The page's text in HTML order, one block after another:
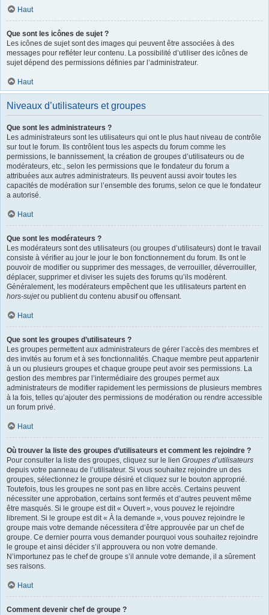
Haut
Que sont les icônes de sujet ?
Les icônes de sujet sont des images qui peuvent être associées à des
messages pour refléter leur contenu. La possibilité d’utiliser des icônes de
sujet dépend des permissions définies par l’administrateur.
Haut
Niveaux d’utilisateurs et groupes
Que sont les administrateurs ?
Les administrateurs sont les utilisateurs qui ont le plus haut niveau de contrôle
sur tout le forum. Ils contrôlent tous les aspects du forum comme les
permissions, le bannissement, la création de groupes d’utilisateurs ou de
modérateurs, etc., selon les permissions que le fondateur du forum a
attribuées aux autres administrateurs. Ils peuvent aussi avoir toutes les
capacités de modération sur l’ensemble des forums, selon ce que le fondateur
a autorisé.
Haut
Que sont les modérateurs ?
Les modérateurs sont des utilisateurs (ou groupes d’utilisateurs) dont le travail
consiste à vérifier au jour le jour le bon fonctionnement du forum. Ils ont le
pouvoir de modifier ou supprimer des messages, de verrouiller, déverrouiller,
déplacer, supprimer et diviser les sujets des forums qu’ils modèrent.
Généralement, les modérateurs empêchent que les utilisateurs partent en
hors-sujetou publient du contenu abusif ou offensant.
Haut
Que sont les groupes d’utilisateurs ?
Les groupes permettent aux administrateurs de gérer l’accès des membres et
des invités au forum et à ses fonctionnalités. Chaque membre peut appartenir
à un ou plusieurs groupes et chaque groupe peut avoir ses permissions. La
gestion des membres par l’intermédiaire des groupes permet aux
administrateurs de modifier rapidement les permissions de plusieurs membres
à la fois, telles qu’ajouter des permissions de modération ou rendre accessible
un forum privé.
Haut
Où trouver la liste des groupes d’utilisateurs et comment les rejoindre ?
Pour consulter la liste des groupes, cliquez sur le lien Groupes d’utilisateurs
depuis votre panneau de l’utilisateur. Si vous souhaitez rejoindre un des
groupes, sélectionnez le groupe désiré et cliquez sur le bouton approprié.
Toutefois, tous les groupes ne sont pas en libre accès. Certains peuvent
nécessiter une approbation, certains sont fermés et d’autres peuvent même
être masqués. Si le groupe est dit « Ouvert », vous pouvez le rejoindre
librement. Si le groupe est dit « À la demande », vous pouvez rejoindre le
groupe mais votre demande nécessitera d’être approuvée par un chef de
groupe. Ce dernier pourra vous demander pourquoi vous souhaitez rejoindre
le groupe et ainsi décider s’il approuvera ou non votre demande.
N’importunez pas le chef de groupe s’il annule votre demande, il a sûrement
ses raisons.
Haut
Comment devenir chef de groupe ?